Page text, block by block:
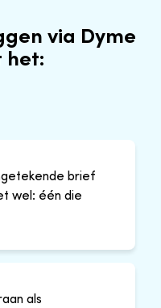
via Dyme
het:
brief
wel: één die
als